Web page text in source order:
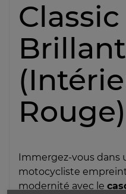
Brillant
Rouge)
Immergez-vous dans
motocycliste
modernité avec le